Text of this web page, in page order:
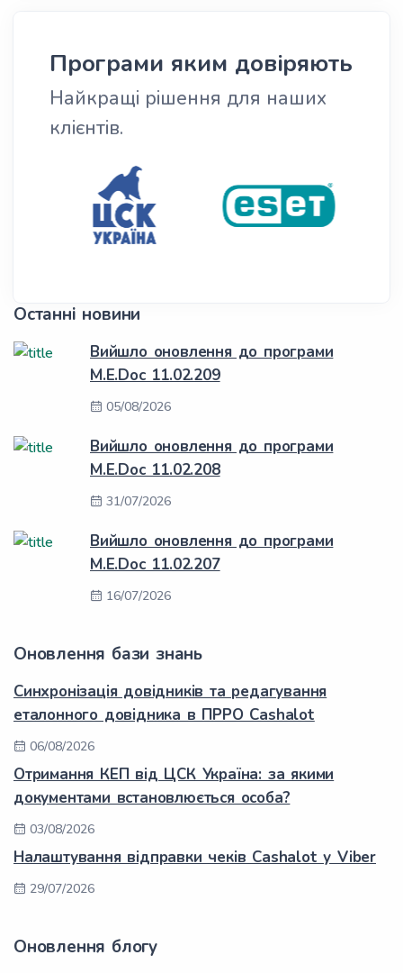
Програми яким довіряють
Найкращі рішення для наших
клієнтів.
Останні новини
Вийшло оновлення до програми
M.E.Doc 11.02.209
05/08/2026
Вийшло оновлення до програми
M.E.Doc 11.02.208
31/07/2026
Вийшло оновлення до програми
M.E.Doc 11.02.207
16/07/2026
Оновлення бази знань
Синхронізація довідників та редагування
еталонного довідника в ПРРО Cashalot
06/08/2026
Отримання КЕП від ЦСК Україна: за якими
документами встановлюється особа?
03/08/2026
Налаштування відправки чеків Cashalot у Viber
29/07/2026
Оновлення блогу